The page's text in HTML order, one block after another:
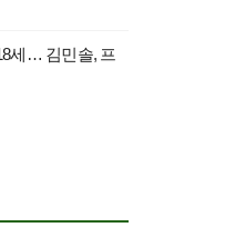
세… 김민솔, 프